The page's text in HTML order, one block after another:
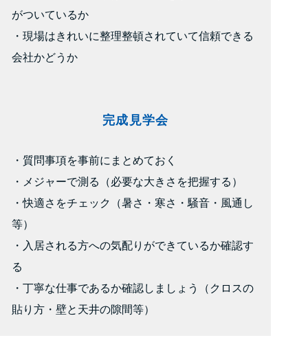
がついているか
・現場はきれいに整理整頓されていて信頼できる
会社かどうか
完成見学会
・質問事項を事前にまとめておく
・メジャーで測る（必要な大きさを把握する）
・快適さをチェック（暑さ・寒さ・騒音・風通し
等）
・入居される方への気配りができているか確認す
る
・丁寧な仕事であるか確認しましょう（クロスの
貼り方・壁と天井の隙間等）